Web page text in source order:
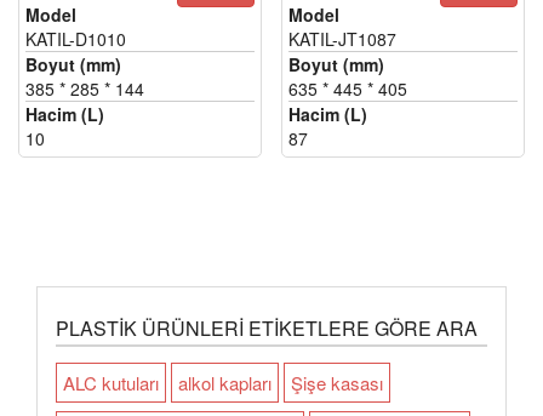
Model
KATIL-D1010
Boyut (mm)
385 * 285 * 144
Hacim (L)
10
Model
KATIL-JT1087
Boyut (mm)
635 * 445 * 405
Hacim (L)
87
PLASTIK ÜRÜNLERI ETIKETLERE GÖRE ARA
ALC kutuları alkol kapları
Şişe kasası